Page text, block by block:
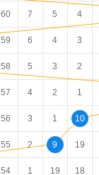
60 7 5 4
59 6 4 3
58 5 3 2
57 4 2 1
56 3 1 10
55 2 9 19
54 1 19 18